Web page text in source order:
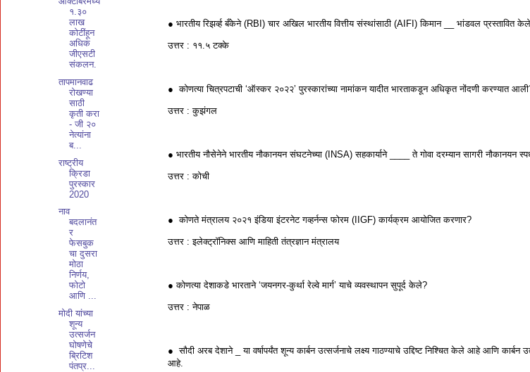
● भारतीय रिझर्व्ह बँकेने (RBI) चार अखिल भारतीय वित्तीय संस्थांसाठी (AIFI) किमान __ भांडवल प्रस्तावित
उत्तर : ११.५ टक्के
● कोणत्या चित्रपटाची ‘ऑस्कर २०२२’ पुरस्कारांच्या नामांकन यादीत भारताकडून अधिकृत नोंदणी करण्यात
उत्तर : कुझंगल
● भारतीय नौसेनेने भारतीय नौकानयन संघटनेच्या (INSA) सहकार्याने ____ ते गोवा दरम्यान सागरी नौकानयन
उत्तर : कोची
● कोणते मंत्रालय २०२१ इंडिया इंटरनेट गव्हर्नन्स फोरम (IIGF) कार्यक्रम आयोजित करणार?
उत्तर : इलेक्ट्रॉनिक्स आणि माहिती तंत्रज्ञान मंत्रालय
● कोणत्या देशाकडे भारताने ‘जयनगर-कुर्था रेल्वे मार्ग’ याचे व्यवस्थापन सुपूर्द केले?
उत्तर : नेपाळ
● सौदी अरब देशाने _ या वर्षापर्यंत शून्य कार्बन उत्सर्जनाचे लक्ष्य गाठण्याचे उद्दिष्ट निश्चित केले आहे आणि कार्बन
आहे.
१.३०
लाख
कोटींहून
अधिक
जीएसटी
संकलन.
तापमानवाढ
रोखण्या
साठी
कृती करा
- जी २०
नेत्यांना
ब...
राष्ट्रीय
क्रिडा
पुरस्कार
2020
नाव
बदलानंत
र
फेसबुक
चा दुसरा
मोठा
निर्णय,
फोटो
आणि ...
मोदी यांच्या
शून्य
उत्सर्जन
घोषणेचे
ब्रिटिश
पंतप्र...